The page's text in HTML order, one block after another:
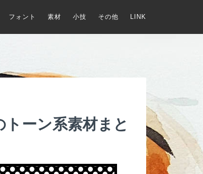
フォント 素材 小技 その他 LINK
ーン系素材まと